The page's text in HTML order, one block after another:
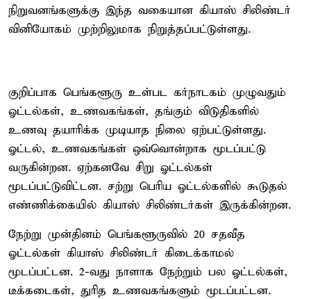
நிறுவனங்களுக்கு இந்த வகையான கியாஸ் சிலிண்டர்
வினியோகம் முற்றிலுமாக நிறுத்தப்பட்டுள்ளது.
குறிப்பாக பெங்களூரு உள்பட கர்நாடகம் முழுவதும்
ஓட்டல்கள், உணவகங்கள், தங்கும் விடுதிகளில்
உணவு தயாரிக்க முடியாத நிலை ஏற்பட்டுள்ளது.
ஓட்டல், உணவகங்கள் ஒவ்வொன்றாக மூடப்பட்டு
வருகின்றன. ஏற்கனவே சிறு ஓட்டல்கள்
மூடப்பட்டுவிட்டன. சற்று பெரிய ஓட்டல்களில் கூடுதல்
எண்ணிக்கையில் கியாஸ் சிலிண்டர்கள் இருக்கின்றன.
நேற்று முன்தினம் பெங்களூருவில் 20 சதவீத
ஓட்டல்கள் கியாஸ் சிலிண்டர் கிடைக்காமல்
மூடப்பட்டன. 2-வது நாளாக நேற்றும் பல ஓட்டல்கள்,
டீக்கடைகள், துரித உணவகங்களும் மூடப்பட்டன.